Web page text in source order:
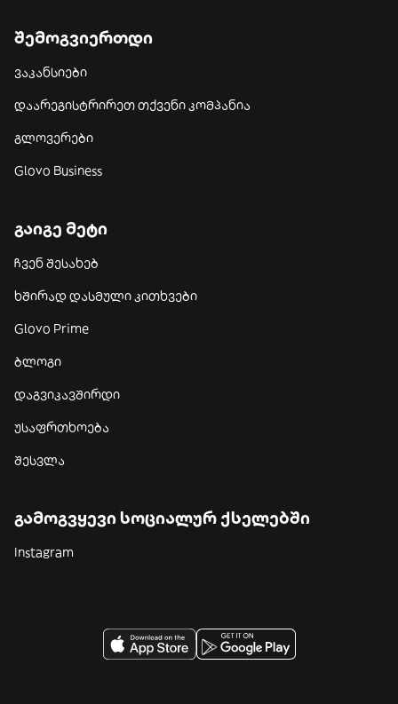
შემოგვიერთდი
ვაკანსიები
დაარეგისტრირეთ თქვენი კომპანია
გლოვერები
Glovo Business
გაიგე მეტი
ჩვენ შესახებ
ხშირად დასმული კითხვები
Glovo Prime
ბლოგი
დაგვიკავშირდი
უსაფრთხოება
შესვლა
გამოგვყევი სოციალურ ქსელებში
Instagram